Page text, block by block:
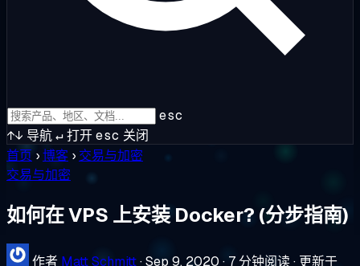
esc
↑↓ 导航↵打开esc 关闭
首页 ›博客 › 交易与加密
交易与加密
如何在 VPS 上安装 Docker? (分步指南)
作者 Matt Schmitt·Sep 9, 2020 · 7 分钟阅读· 更新于